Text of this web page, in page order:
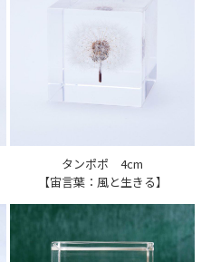
タンポポ 4cm
【宙言葉：風と生きる】